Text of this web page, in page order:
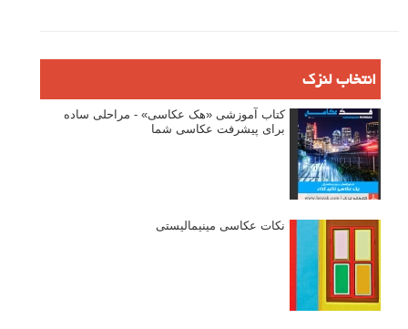
انتخاب لنزک
کتاب آموزشی «هک عکاسی» - مراحلی ساده
برای پیشرفت عکاسی شما
نکات عکاسی مینیمالیستی